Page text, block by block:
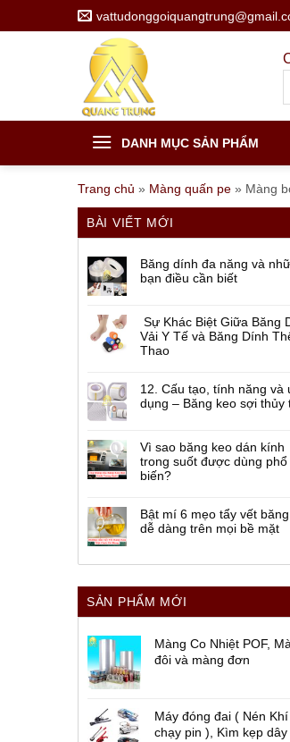
to
DANH MỤC SẢN PHẨM
Trang chủ » Màng quấn pe » Màng
BÀI VIẾT MỚI
Băng dính đa năng và
bạn điều cần biết
Sự Khác Biệt Giữa Băng
Vải Y Tế và Băng Dính
Thao
12. Cấu tạo, tính năng và
dụng – Băng keo sợi thủy
Vì sao băng keo dán kính
trong suốt được dùng phổ
biến?
Bật mí 6 mẹo tẩy vết
dễ dàng trên mọi bề mặt
SẢN PHẨM MỚI
Màng Co Nhiệt POF,
đôi và màng đơn
Máy đóng đai ( Nén Khí
chạy pin ), Kìm kẹp dây